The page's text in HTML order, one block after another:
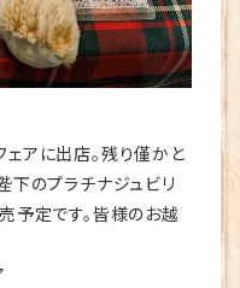
アに出店。残り僅かと
下のプラチナジュビリ
予定です。皆様のお越